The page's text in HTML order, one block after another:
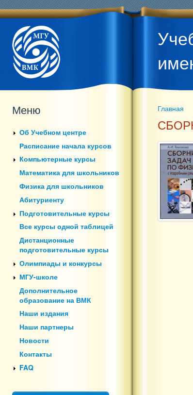
Меню
Об Учебном центре
Расписание начала курсов
Компьютерные курсы
Математика для школьников
Физика для школьников
Абитуриенту
Подготовительные курсы
Все курсы одной таблицей
Дистанционные
подготовительные курсы
Олимпиады и конкурсы
МГУ-школе
Дополнительное
образование на ВМК
Наши издания
Наши партнеры
Новости
Контакты
FAQ
Вы
Главная